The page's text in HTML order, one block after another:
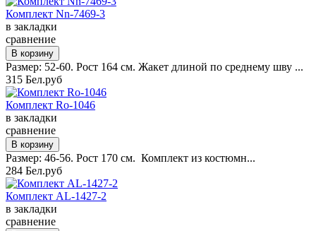
Комплект Nn-7469-3
в закладки
сравнение
Размер: 52-60. Рост 164 см. Жакет длиной по среднему шву ...
315 Бел.руб
Комплект Ro-1046
в закладки
сравнение
Размер: 46-56. Рост 170 см. Комплект из костюмн...
284 Бел.руб
Комплект AL-1427-2
в закладки
сравнение